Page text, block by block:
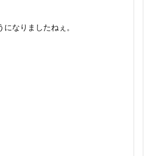
なりましたねぇ。